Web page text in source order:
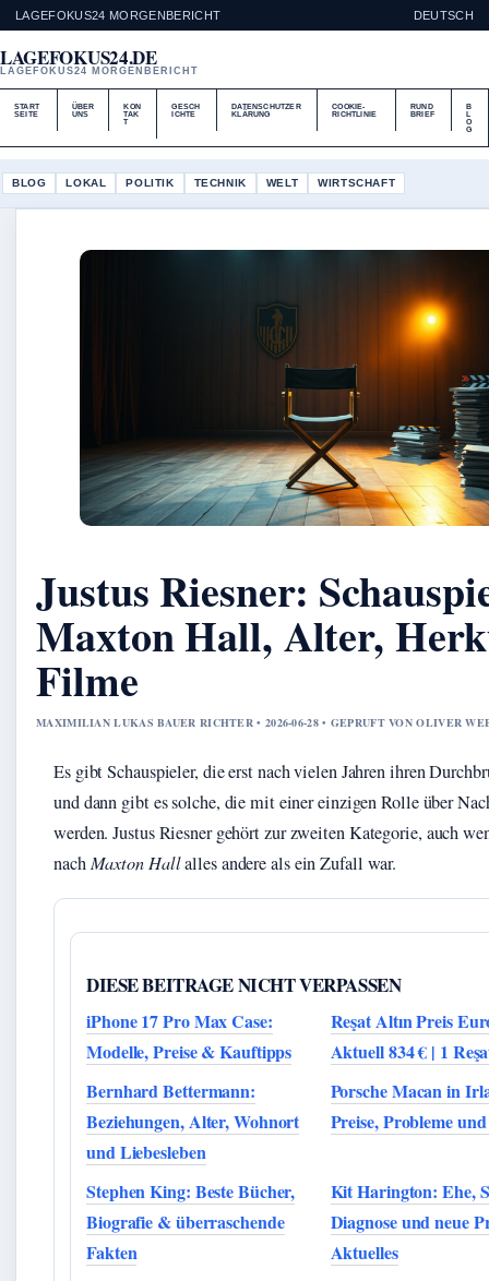
LAGEFOKUS24 MORGENBERICHT DEUTSCH
LAGEFOKUS24.DE
LAGEFOKUS24 MORGENBERICHT
START
SEITE
ÜBER
UNS
KON
TAK
T
GESCH
ICHTE
DATENSCHUTZER
KLÄRUNG
COOKIE-
RICHTLINIE
RUND
BRIEF
B
O
G
BLOG LOKAL POLITIK TECHNIK WELT WIRTSCHAFT
Justus Riesner:
Maxton Hall, Alter,
Filme
MAXIMILIAN LUKAS BAUER RICHTER • 2026-06-28 • GEPRUFT VON OLIVER
Es gibt Schauspieler, die erst nach vielen Jahren ihren
und dann gibt es solche, die mit einer einzigen Rolle über
werden. Justus Riesner gehört zur zweiten Kategorie, auch
nachMaxton Hallalles andere als ein Zufall war.
DIESE BEITRAGE NICHT VERPASSEN
iPhone 17 Pro Max Case:
Modelle, Preise & Kauftipps
Reşat Altın Preis
Aktuell 834 € | 1
Bernhard Bettermann:
Beziehungen, Alter, Wohnort
und Liebesleben
Porsche Macan in
Preise, Probleme
Stephen King: Beste Bücher,
Biografie & überraschende
Fakten
Kit Harington: Ehe,
Diagnose und neue
Aktuelles